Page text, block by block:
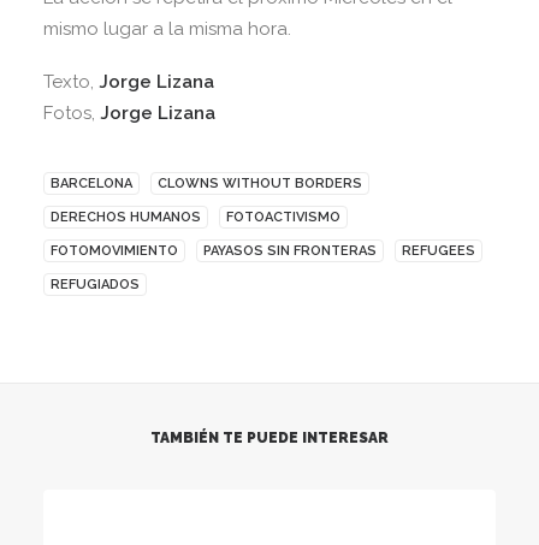
mismo lugar a la misma hora.
Texto, Jorge Lizana
Fotos, Jorge Lizana
BARCELONA CLOWNS WITHOUT BORDERS
DERECHOS HUMANOS FOTOACTIVISMO
FOTOMOVIMIENTO PAYASOS SIN FRONTERAS REFUGEES
REFUGIADOS
TAMBIÉN TE PUEDE INTERESAR